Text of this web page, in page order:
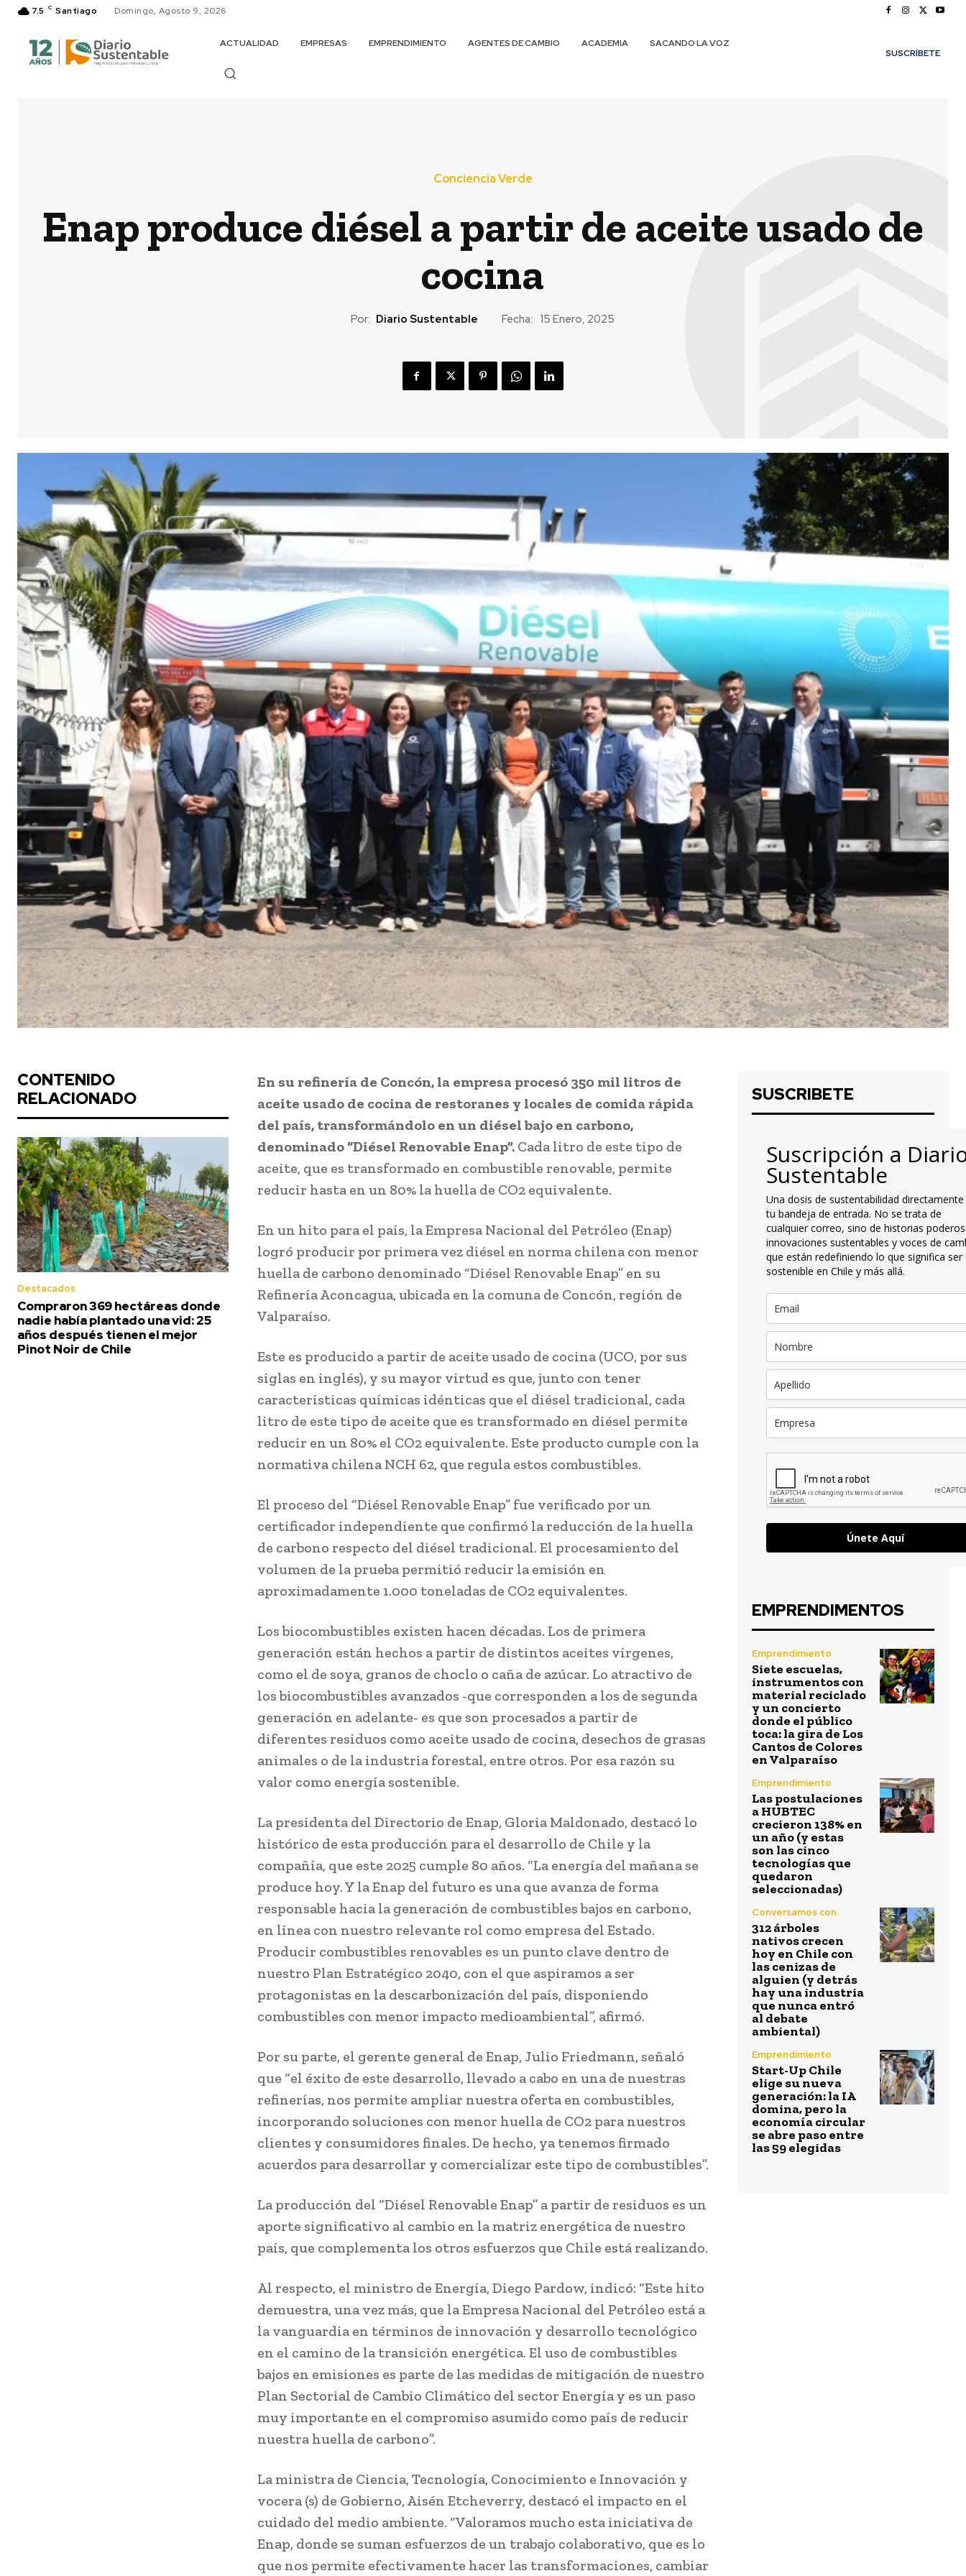
7.5 C Santiago Domingo, Agosto 9, 2026
ACTUALIDAD EMPRESAS EMPRENDIMIENTO AGENTES DE CAMBIO ACADEMIA
SACANDO LA VOZ
SUSCRÍBETE
Conciencia Verde
Enap produce diésel a partir de aceite usado de
cocina
Por: Diario Sustentable Fecha: 15 Enero, 2025
CONTENIDO
RELACIONADO
Destacados
Compraron 369 hectáreas donde
nadie había plantado una vid: 25
años después tienen el mejor
Pinot Noir de Chile
En su refinería de Concón, la empresa procesó 350 mil litros de
aceite usado de cocina de restoranes y locales de comida rápida
del país, transformándolo en un diésel bajo en carbono,
denominado “Diésel Renovable Enap”. Cada litro de este tipo de
aceite, que es transformado en combustible renovable, permite
reducir hasta en un 80% la huella de CO2 equivalente.
En un hito para el país, la Empresa Nacional del Petróleo (Enap)
logró producir por primera vez diésel en norma chilena con menor
huella de carbono denominado “Diésel Renovable Enap” en su
Refinería Aconcagua, ubicada en la comuna de Concón, región de
Valparaíso.
Este es producido a partir de aceite usado de cocina (UCO, por sus
siglas en inglés), y su mayor virtud es que, junto con tener
características químicas idénticas que el diésel tradicional, cada
litro de este tipo de aceite que es transformado en diésel permite
reducir en un 80% el CO2 equivalente. Este producto cumple con la
normativa chilena NCH 62, que regula estos combustibles.
El proceso del “Diésel Renovable Enap” fue verificado por un
certificador independiente que confirmó la reducción de la huella
de carbono respecto del diésel tradicional. El procesamiento del
volumen de la prueba permitió reducir la emisión en
aproximadamente 1.000 toneladas de CO2 equivalentes.
Los biocombustibles existen hacen décadas. Los de primera
generación están hechos a partir de distintos aceites vírgenes,
como el de soya, granos de choclo o caña de azúcar. Lo atractivo de
los biocombustibles avanzados -que corresponden a los de segunda
generación en adelante- es que son procesados a partir de
diferentes residuos como aceite usado de cocina, desechos de grasas
animales o de la industria forestal, entre otros. Por esa razón su
valor como energía sostenible.
La presidenta del Directorio de Enap, Gloria Maldonado, destacó lo
histórico de esta producción para el desarrollo de Chile y la
compañía, que este 2025 cumple 80 años. “La energía del mañana se
produce hoy. Y la Enap del futuro es una que avanza de forma
responsable hacia la generación de combustibles bajos en carbono,
en línea con nuestro relevante rol como empresa del Estado.
Producir combustibles renovables es un punto clave dentro de
nuestro Plan Estratégico 2040, con el que aspiramos a ser
protagonistas en la descarbonización del país, disponiendo
combustibles con menor impacto medioambiental”, afirmó.
Por su parte, el gerente general de Enap, Julio Friedmann, señaló
que “el éxito de este desarrollo, llevado a cabo en una de nuestras
refinerías, nos permite ampliar nuestra oferta en combustibles,
incorporando soluciones con menor huella de CO2 para nuestros
clientes y consumidores finales. De hecho, ya tenemos firmado
acuerdos para desarrollar y comercializar este tipo de combustibles”.
La producción del “Diésel Renovable Enap” a partir de residuos es un
aporte significativo al cambio en la matriz energética de nuestro
país, que complementa los otros esfuerzos que Chile está realizando.
Al respecto, el ministro de Energía, Diego Pardow, indicó: “Este hito
demuestra, una vez más, que la Empresa Nacional del Petróleo está a
la vanguardia en términos de innovación y desarrollo tecnológico
en el camino de la transición energética. El uso de combustibles
bajos en emisiones es parte de las medidas de mitigación de nuestro
Plan Sectorial de Cambio Climático del sector Energía y es un paso
muy importante en el compromiso asumido como país de reducir
nuestra huella de carbono”.
La ministra de Ciencia, Tecnología, Conocimiento e Innovación y
vocera (s) de Gobierno, Aisén Etcheverry, destacó el impacto en el
cuidado del medio ambiente. “Valoramos mucho esta iniciativa de
Enap, donde se suman esfuerzos de un trabajo colaborativo, que es lo
que nos permite efectivamente hacer las transformaciones, cambiar
SUSCRIBETE
Suscripción a
Sustentable
Una dosis de sustentabilidad
tu bandeja de entrada. No se trata de
cualquier correo, sino de historias
innovaciones sustentables y voces de
que están redefiniendo lo que significa ser
sostenible en Chile y más allá.
Únete Aquí
EMPRENDIMENTOS
Emprendimiento
Siete escuelas,
instrumentos con
material reciclado
y un concierto
donde el público
toca: la gira de Los
Cantos de Colores
en Valparaíso
Emprendimiento
Las postulaciones
a HUBTEC
crecieron 138% en
un año (y estas
son las cinco
tecnologías que
quedaron
seleccionadas)
Conversamos con
312 árboles
nativos crecen
hoy en Chile con
las cenizas de
alguien (y detrás
hay una industria
que nunca entró
al debate
ambiental)
Emprendimiento
Start-Up Chile
elige su nueva
generación: la IA
domina, pero la
economía circular
se abre paso entre
las 59 elegidas